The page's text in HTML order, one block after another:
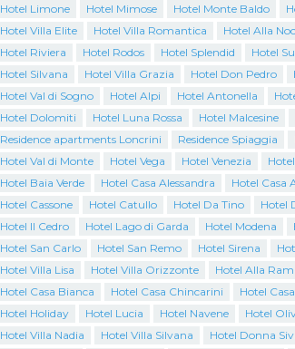
Hotel Limone
Hotel Mimose Hotel Monte Baldo
Hotel Villa Elite
Hotel Villa Romantica Hotel Alla
Hotel Riviera
Hotel Rodos Hotel Splendid Hotel
Hotel Silvana
Hotel Villa Grazia Hotel Don Pedro
Hotel Val di Sogno
Hotel Alpi Hotel Antonella
Hotel Dolomiti
Hotel Luna Rossa Hotel Malcesine
Residence apartments Loncrini
Residence Spiaggia
Hotel Val di Monte
Hotel Vega Hotel Venezia
Hotel Baia Verde
Hotel Casa Alessandra Hotel Casa
Hotel Cassone
Hotel Catullo Hotel Da Tino Hotel
Hotel Il Cedro
Hotel Lago di Garda Hotel Modena
Hotel San Carlo
Hotel San Remo Hotel Sirena
Hotel Villa Lisa
Hotel Villa Orizzonte Hotel Alla
Hotel Casa Bianca
Hotel Casa Chincarini Hotel
Hotel Holiday
Hotel Lucia Hotel Navene Hotel
Hotel Villa Nadia
Hotel Villa Silvana Hotel Donna